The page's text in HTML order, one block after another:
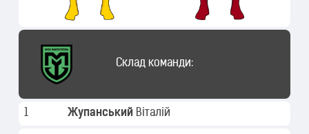
Склад команди:
1 Жупанський Віталій